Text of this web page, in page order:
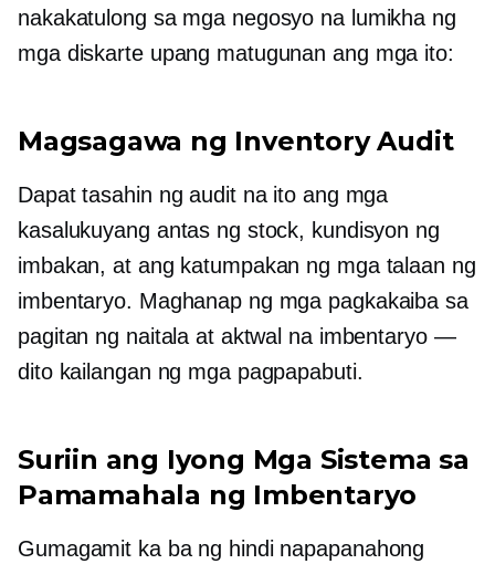
nakakatulong sa mga negosyo na lumikha ng
mga diskarte upang matugunan ang mga ito:
Magsagawa ng Inventory Audit
Dapat tasahin ng audit na ito ang mga
kasalukuyang antas ng stock, kundisyon ng
imbakan, at ang katumpakan ng mga talaan ng
imbentaryo. Maghanap ng mga pagkakaiba sa
pagitan ng naitala at aktwal na imbentaryo —
dito kailangan ng mga pagpapabuti.
Suriin ang Iyong Mga Sistema sa
Pamamahala ng Imbentaryo
Gumagamit ka ba ng hindi napapanahong